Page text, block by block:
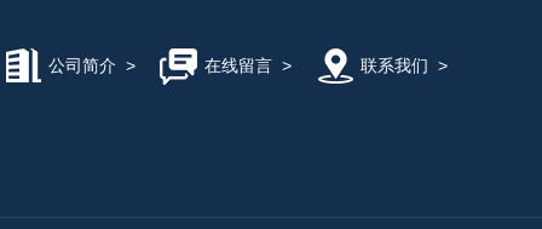
公司简介 > 在线留言> 联系我们 >